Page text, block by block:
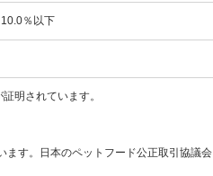
％以下
明されています。
ます。日本のペットフード公正取引協議会